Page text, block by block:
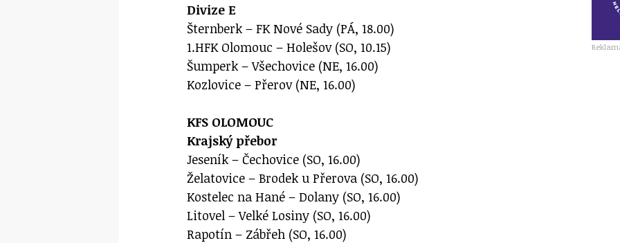
Divize E
Šternberk – FK Nové Sady (PÁ, 18.00)
1.HFK Olomouc – Holešov (SO, 10.15)
Šumperk – Všechovice (NE, 16.00)
Kozlovice – Přerov (NE, 16.00)
KFS OLOMOUC
Krajský přebor
Jeseník – Čechovice (SO, 16.00)
Želatovice – Brodek u Přerova (SO, 16.00)
Kostelec na Hané – Dolany (SO, 16.00)
Litovel – Velké Losiny (SO, 16.00)
Rapotín – Zábřeh (SO, 16.00)